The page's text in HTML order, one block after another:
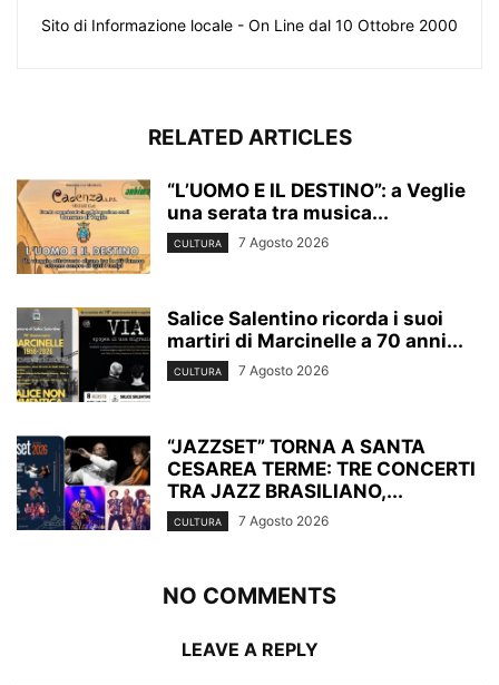
Sito di Informazione locale - On Line dal 10 Ottobre 2000
RELATED ARTICLES
“L’UOMO E IL DESTINO”: a Veglie
una serata tra musica...
CULTURA 7 Agosto 2026
Salice Salentino ricorda i suoi
martiri di Marcinelle a 70 anni...
CULTURA 7 Agosto 2026
“JAZZSET” TORNA A SANTA
CESAREA TERME: TRE CONCERTI
TRA JAZZ BRASILIANO,...
CULTURA 7 Agosto 2026
NO COMMENTS
LEAVE A REPLY